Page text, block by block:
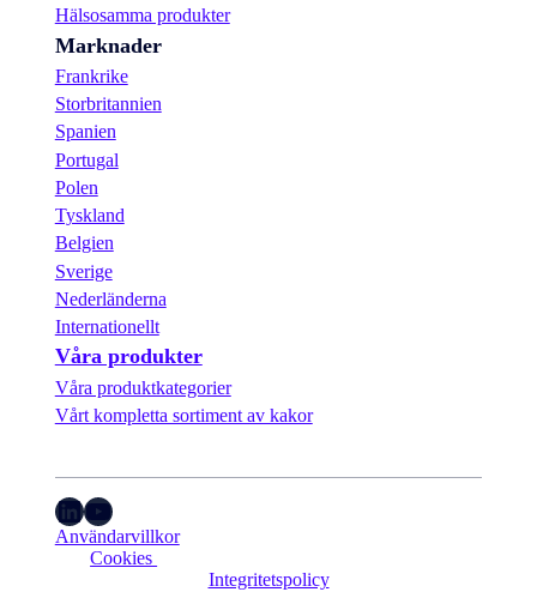
Hälsosamma produkter
Marknader
Frankrike
Storbritannien
Spanien
Portugal
Polen
Tyskland
Belgien
Sverige
Nederländerna
Internationellt
Våra produkter
Våra produktkategorier
Vårt kompletta sortiment av kakor
LinkedIn YouTube
Användarvillkor
Cookies
Integritetspolicy